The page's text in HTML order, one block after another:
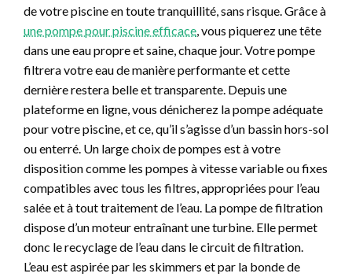
de votre piscine en toute tranquillité, sans risque. Grâce à
une pompe pour piscine efficace, vous piquerez une tête
dans une eau propre et saine, chaque jour. Votre pompe
filtrera votre eau de manière performante et cette
dernière restera belle et transparente. Depuis une
plateforme en ligne, vous dénicherez la pompe adéquate
pour votre piscine, et ce, qu’il s’agisse d’un bassin hors-sol
ou enterré. Un large choix de pompes est à votre
disposition comme les pompes à vitesse variable ou fixes
compatibles avec tous les filtres, appropriées pour l’eau
salée et à tout traitement de l’eau. La pompe de filtration
dispose d’un moteur entraînant une turbine. Elle permet
donc le recyclage de l’eau dans le circuit de filtration.
L’eau est aspirée par les skimmers et par la bonde de